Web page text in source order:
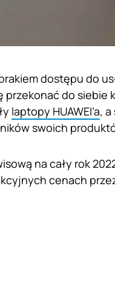
dostępu do
przekonać do
laptopy HUAWEI’a,
swoich
na cały rok
cenach